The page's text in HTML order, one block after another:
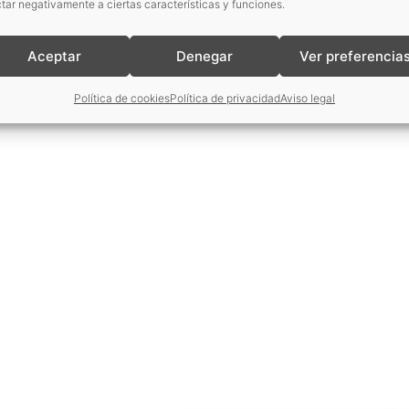
negativamente a ciertas características y funciones.
Aceptar Denegar Ver
Política de cookiesPolítica de privacidadAviso legal